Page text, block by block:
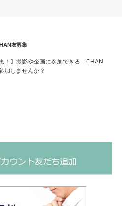
友募集
集！】撮影や企画に参加できる「CHAN
加しませんか？